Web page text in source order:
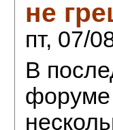
не
пт, 07/
В
форуме